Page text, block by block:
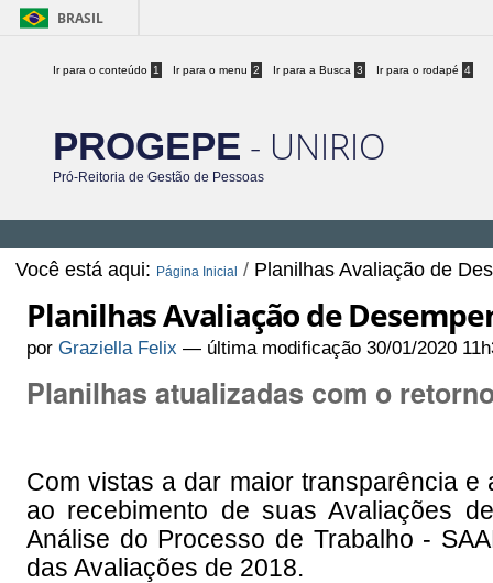
BRASIL
Ir para o conteúdo 1 Ir para o menu 2 Ir para a Busca 3 Ir para o rodapé 4
PROGEPE - UNIRIO
Pró-Reitoria de Gestão de Pessoas
Você está aqui: Página Inicial / Planilhas Avaliação de
Planilhas Avaliação de
porGraziella Felix — última modificação 30/01/2020
Planilhas atualizadas com o
Com vistas a dar maior transparência
ao recebimento de suas Avaliações
Análise do Processo de Trabalho -
das Avaliações de 2018.